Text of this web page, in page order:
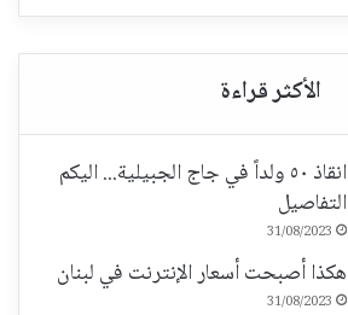
انقاذ ٥٠ ولداً في جاج الجبيلية... اليكم
التفاصيل
31/08/2023
هكذا أصبحت أسعار الإنترنت في لبنان
31/08/2023